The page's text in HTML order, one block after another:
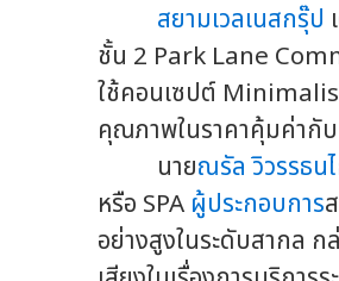
สยามเวลเนสกรุ๊ป
ชั้น 2 Park Lane
ใช้คอนเซปต์
คุณภาพในราคาคุ้มค่ากั
นายณรัล วิวรรธน
หรือ SPA ผู้ประกอบการ
อย่างสูงในระดับสากล